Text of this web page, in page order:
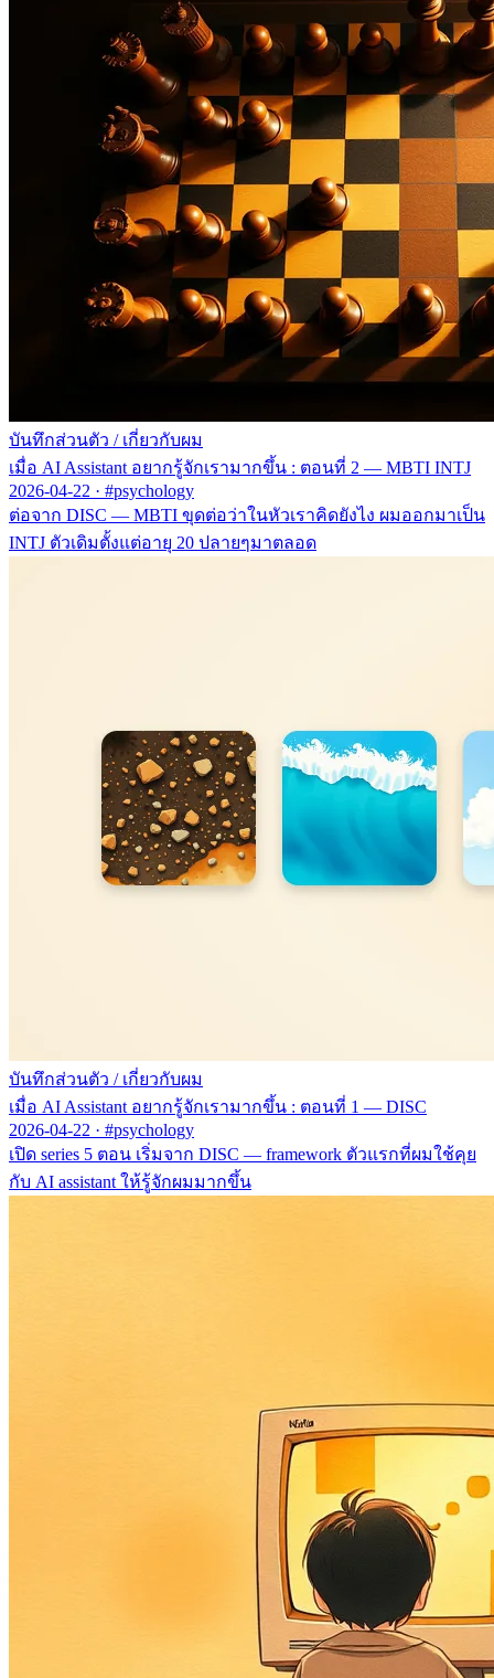
บันทึกส่วนตัว / เกี่ยวกับผม
เมื่อ AI Assistant อยากรู้จักเรามากขึ้น : ตอนที่ 2 — MBTI INTJ
2026-04-22 · #psychology
ต่อจาก DISC — MBTI ขุดต่อว่าในหัวเราคิดยังไง ผมออกมาเป็น
INTJ ตัวเดิมตั้งแต่อายุ 20 ปลายๆมาตลอด
บันทึกส่วนตัว / เกี่ยวกับผม
เมื่อ AI Assistant อยากรู้จักเรามากขึ้น : ตอนที่ 1 — DISC
2026-04-22 · #psychology
เปิด series 5 ตอน เริ่มจาก DISC — framework ตัวแรกที่ผมใช้คุย
กับ AI assistant ให้รู้จักผมมากขึ้น